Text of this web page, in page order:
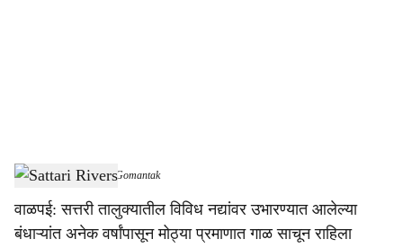
a
Sattari Rivers -Dainik Gomantak
वाळपई: सत्तरी तालुक्यातील विविध नद्यांवर उभारण्यात आलेल्या
बंधाऱ्यांत अनेक वर्षांपासून मोठ्या प्रमाणात गाळ साचून राहिला